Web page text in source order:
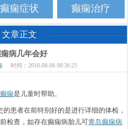
癫痫症状 癫痫治疗
文章正文
病几年会好
时间：2018-08-06 08:36:25
痫是儿童时帮助。
患者在前特别好的是进行详细的体检，
检查，如存在癫痫病胎儿可青岛癫痫病